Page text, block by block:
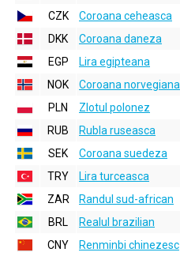
CZK
Coroana ceheasca
DKK
Coroana daneza
EGP
Lira egipteana
NOK
Coroana norvegiana
PLN
Zlotul polonez
RUB
Rubla ruseasca
SEK
Coroana suedeza
TRY
Lira turceasca
ZAR
Randul sud-african
BRL
Realul brazilian
CNY
Renminbi chinezesc